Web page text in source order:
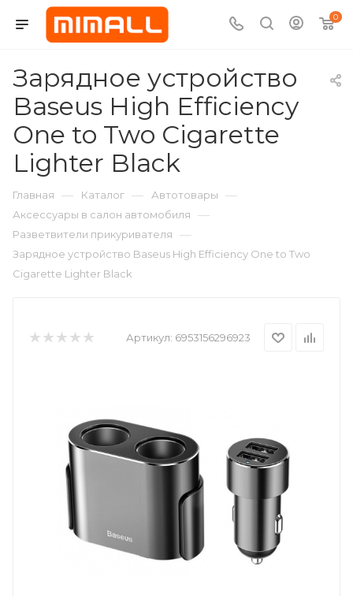
0
Зарядное устройство
Baseus High Efficiency
One to Two Cigarette
Lighter Black
Главная — Каталог — Автотовары —
Аксессуары в салон автомобиля —
Разветвители прикуривателя —
Зарядное устройство Baseus High Efficiency One to Two
Cigarette Lighter Black
Артикул: 6953156296923